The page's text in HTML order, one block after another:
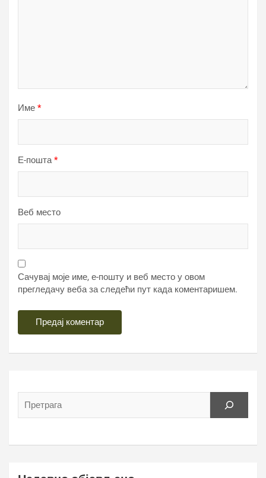
Име *
Е-пошта*
Веб место
Сачувај моје име, е-пошту и веб место у овом
прегледачу веба за следећи пут када коментаришем.